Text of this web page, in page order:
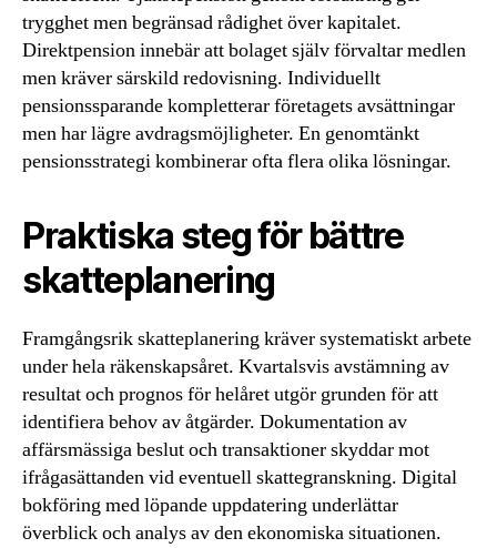
trygghet men begränsad rådighet över kapitalet.
Direktpension innebär att bolaget själv förvaltar medlen
men kräver särskild redovisning. Individuellt
pensionssparande kompletterar företagets avsättningar
men har lägre avdragsmöjligheter. En genomtänkt
pensionsstrategi kombinerar ofta flera olika lösningar.
Praktiska steg för bättre
skatteplanering
Framgångsrik skatteplanering kräver systematiskt arbete
under hela räkenskapsåret. Kvartalsvis avstämning av
resultat och prognos för helåret utgör grunden för att
identifiera behov av åtgärder. Dokumentation av
affärsmässiga beslut och transaktioner skyddar mot
ifrågasättanden vid eventuell skattegranskning. Digital
bokföring med löpande uppdatering underlättar
överblick och analys av den ekonomiska situationen.